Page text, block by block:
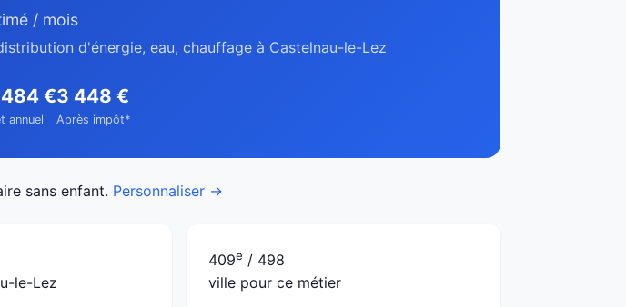
/ mois
d'énergie, eau, chauffage à Castelnau-le-Lez
€
annuel
3 448 €
Après impôt*
sans enfant. Personnaliser →
le-Lez
409e / 498
ville pour ce métier